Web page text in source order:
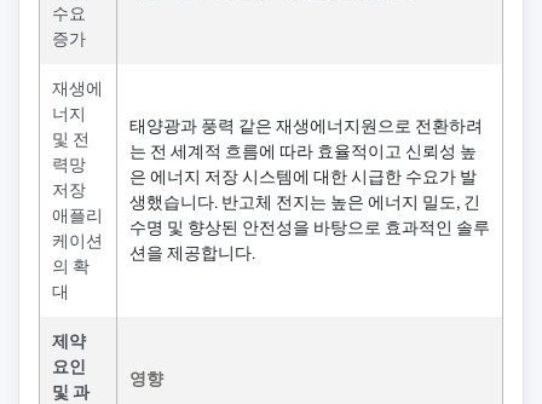
수요
증가
재생에
너지
및 전
력망
저장
애플리
케이션
의 확
대
태양광과 풍력 같은 재생에너지원으로 전환하려
는 전 세계적 흐름에 따라 효율적이고 신뢰성 높
은 에너지 저장 시스템에 대한 시급한 수요가 발
생했습니다. 반고체 전지는 높은 에너지 밀도, 긴
수명 및 향상된 안전성을 바탕으로 효과적인 솔루
션을 제공합니다.
제약
요인
및 과
영향